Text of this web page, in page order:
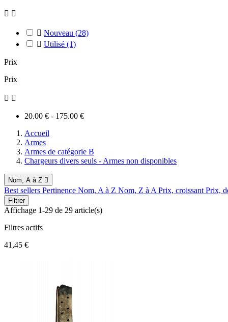
 
 Nouveau (28)
 Utilisé (1)
Prix
Prix
 
20.00 € - 175.00 €
Accueil
Armes
Armes de catégorie B
Chargeurs divers seuls - Armes non disponibles
Nom, A à Z 
Best sellers Pertinence Nom, A à Z Nom, Z à A Prix, croissant Prix,
Filtrer
Affichage 1-29 de 29 article(s)
Filtres actifs
41,45 €